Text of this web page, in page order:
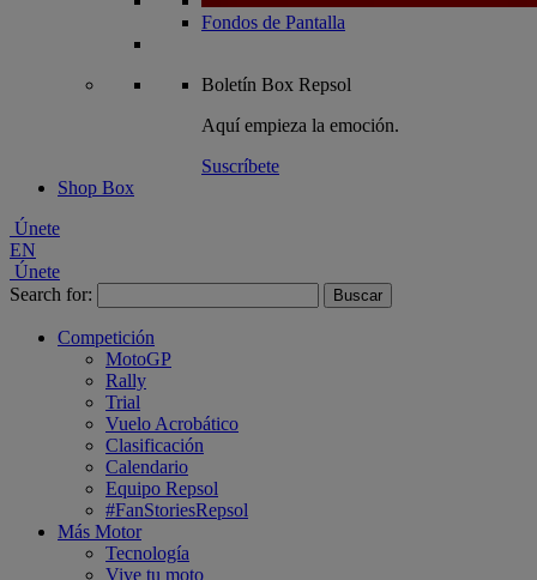
Fondos de Pantalla
Boletín Box Repsol
Aquí empieza la emoción.
Suscríbete
Shop Box
Únete
EN
Únete
Search for:
Competición
MotoGP
Rally
Trial
Vuelo Acrobático
Clasificación
Calendario
Equipo Repsol
#FanStoriesRepsol
Más Motor
Tecnología
Vive tu moto